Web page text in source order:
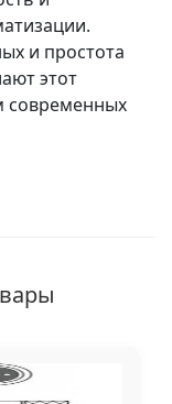
и простота
этот
современных